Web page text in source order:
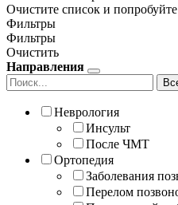
Очистите список и
Фильтры
Фильтры
Очистить
Направления
Неврология
Инсульт
После ЧМТ
Ортопедия
Заболевания
Перелом